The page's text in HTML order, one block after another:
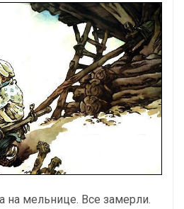
на мельнице. Все замерли.